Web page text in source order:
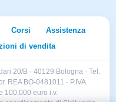
Corsi
Assistenza
di vendita
20/B · 40129 Bologna · Tel.
REA BO-0481011 · P.IVA
100.000 euro i.v.